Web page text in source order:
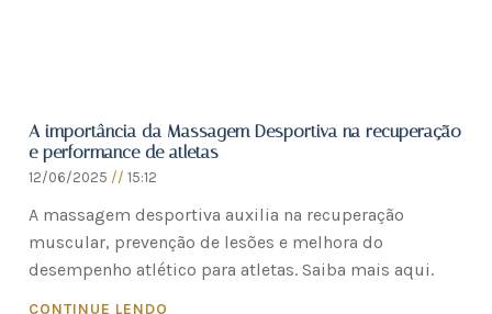
A importância da Massagem Desportiva na recuperação
e performance de atletas
12/06/2025 15:12
A massagem desportiva auxilia na recuperação
muscular, prevenção de lesões e melhora do
desempenho atlético para atletas. Saiba mais aqui.
CONTINUE LENDO